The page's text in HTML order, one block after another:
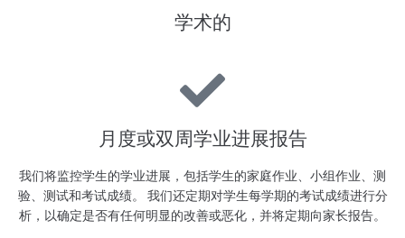
学术的
月度或双周学业进展报告
我们将监控学生的学业进展，包括学生的家庭作业、小组作业、测
验、测试和考试成绩。 我们还定期对学生每学期的考试成绩进行分
析，以确定是否有任何明显的改善或恶化，并将定期向家长报告。